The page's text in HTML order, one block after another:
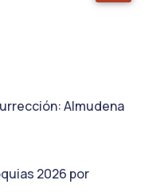
Almudena
2026 por